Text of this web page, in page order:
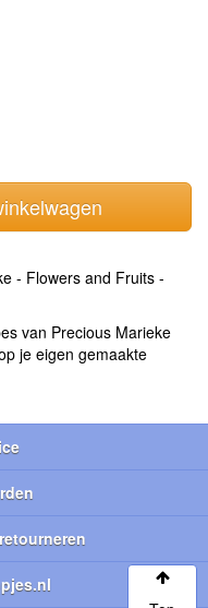
- Flowers and Fruits -
van Precious Marieke
je eigen gemaakte